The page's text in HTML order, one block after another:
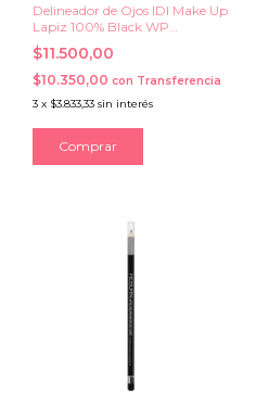
Delineador de Ojos IDI Make Up
Lapiz 100% Black WP
c/esfumino
$11.500,00
$10.350,00 con Transferencia
3 x $3.833,33 sin interés